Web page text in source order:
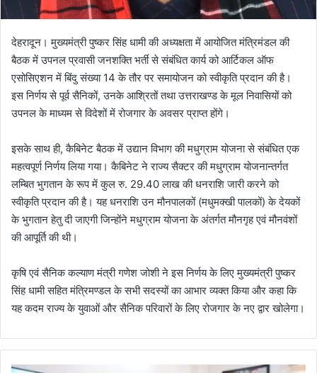
देहरादून। मुख्यमंत्री पुष्कर सिंह धामी की अध्यक्षता में आयोजित मंत्रिमंडल की
बैठक में उपनल प्रवासी जनशक्ति भर्ती से संबंधित कार्य को आर्टिकल ऑफ
एसोसिएशन में बिंदु संख्या 14 के तौर पर समायोजन को स्वीकृति प्रदान की है।
इस निर्णय से पूर्व सैनिकों, उनके आश्रितों तथा उत्तराखण्ड के मूल निवासियों को
उपनल के माध्यम से विदेशों में रोजगार के अवसर प्राप्त होंगे।
इसके साथ ही, कैबिनेट बैठक में उद्यान विभाग की मधुग्राम योजना से संबंधित एक
महत्वपूर्ण निर्णय लिया गया। कैबिनेट ने राज्य सैक्टर की मधुग्राम योजनान्तर्गत
लम्बित भुगतान के रूप में कुल रु. 29.40 लाख की धनराशि जारी करने को
स्वीकृति प्रदान की है। यह धनराशि उन मौनपालकों (मधुमक्खी पालकों) के देयकों
के भुगतान हेतु दी जाएगी जिन्होंने मधुग्राम योजना के अंतर्गत मौनगृह एवं मौनवंशों
की आपूर्ति की थी।
कृषि एवं सैनिक कल्याण मंत्री गणेश जोशी ने इस निर्णय के लिए मुख्यमंत्री पुष्कर
सिंह धामी सहित मंत्रिमण्डल के सभी सदस्यों का आभार व्यक्त किया और कहा कि
यह कदम राज्य के युवाओं और सैनिक परिवारों के लिए रोजगार के नए द्वार खोलेगा।